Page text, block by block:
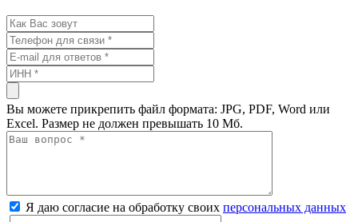
Вы можете прикрепить файл формата: JPG, PDF, Word или
Excel. Размер не должен превышать 10 Мб.
Я даю согласие на обработку своих персональных данных